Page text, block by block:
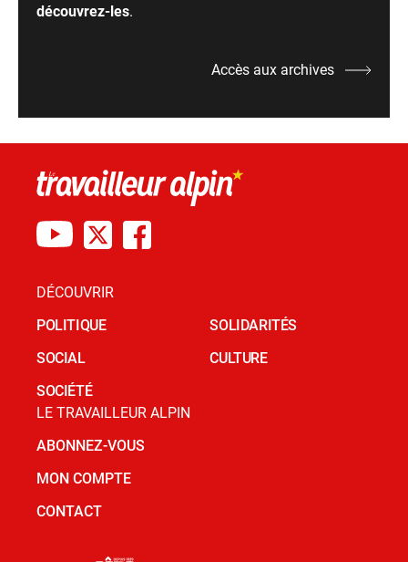
découvrez-les.
Accès aux archives
DÉCOUVRIR
POLITIQUE
SOCIAL
SOCIÉTÉ
SOLIDARITÉS
CULTURE
LE TRAVAILLEUR ALPIN
ABONNEZ-VOUS
MON COMPTE
CONTACT